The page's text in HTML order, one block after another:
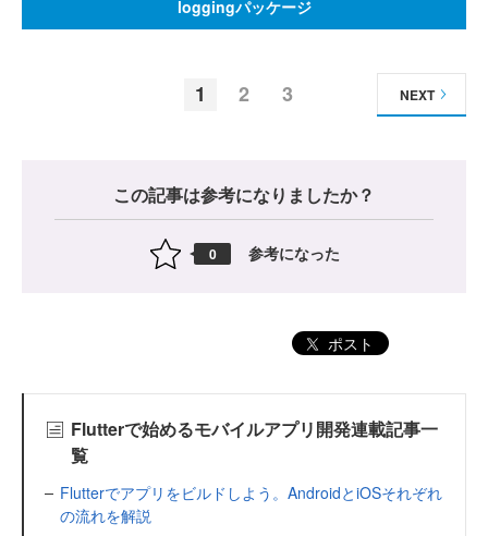
loggingパッケージ
1 2 3 NEXT
この記事は参考になりましたか？
0 参考になった
ポスト
Flutterで始めるモバイルアプリ開発連載記事一
覧
Flutterでアプリをビルドしよう。AndroidとiOSそれぞれ
の流れを解説